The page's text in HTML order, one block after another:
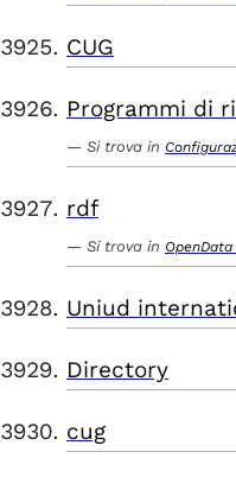
CUG
Programmi di
Si trova in
rdf
Si trova in OpenData
Uniud
Directory
cug